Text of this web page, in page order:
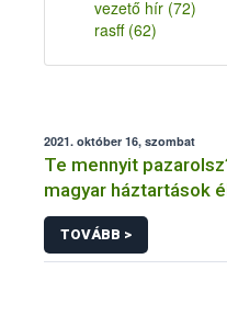
vezető hír (72)
rasff (62)
2021. október 16, szombat
Te mennyit
magyar háztartások
TOVÁBB >